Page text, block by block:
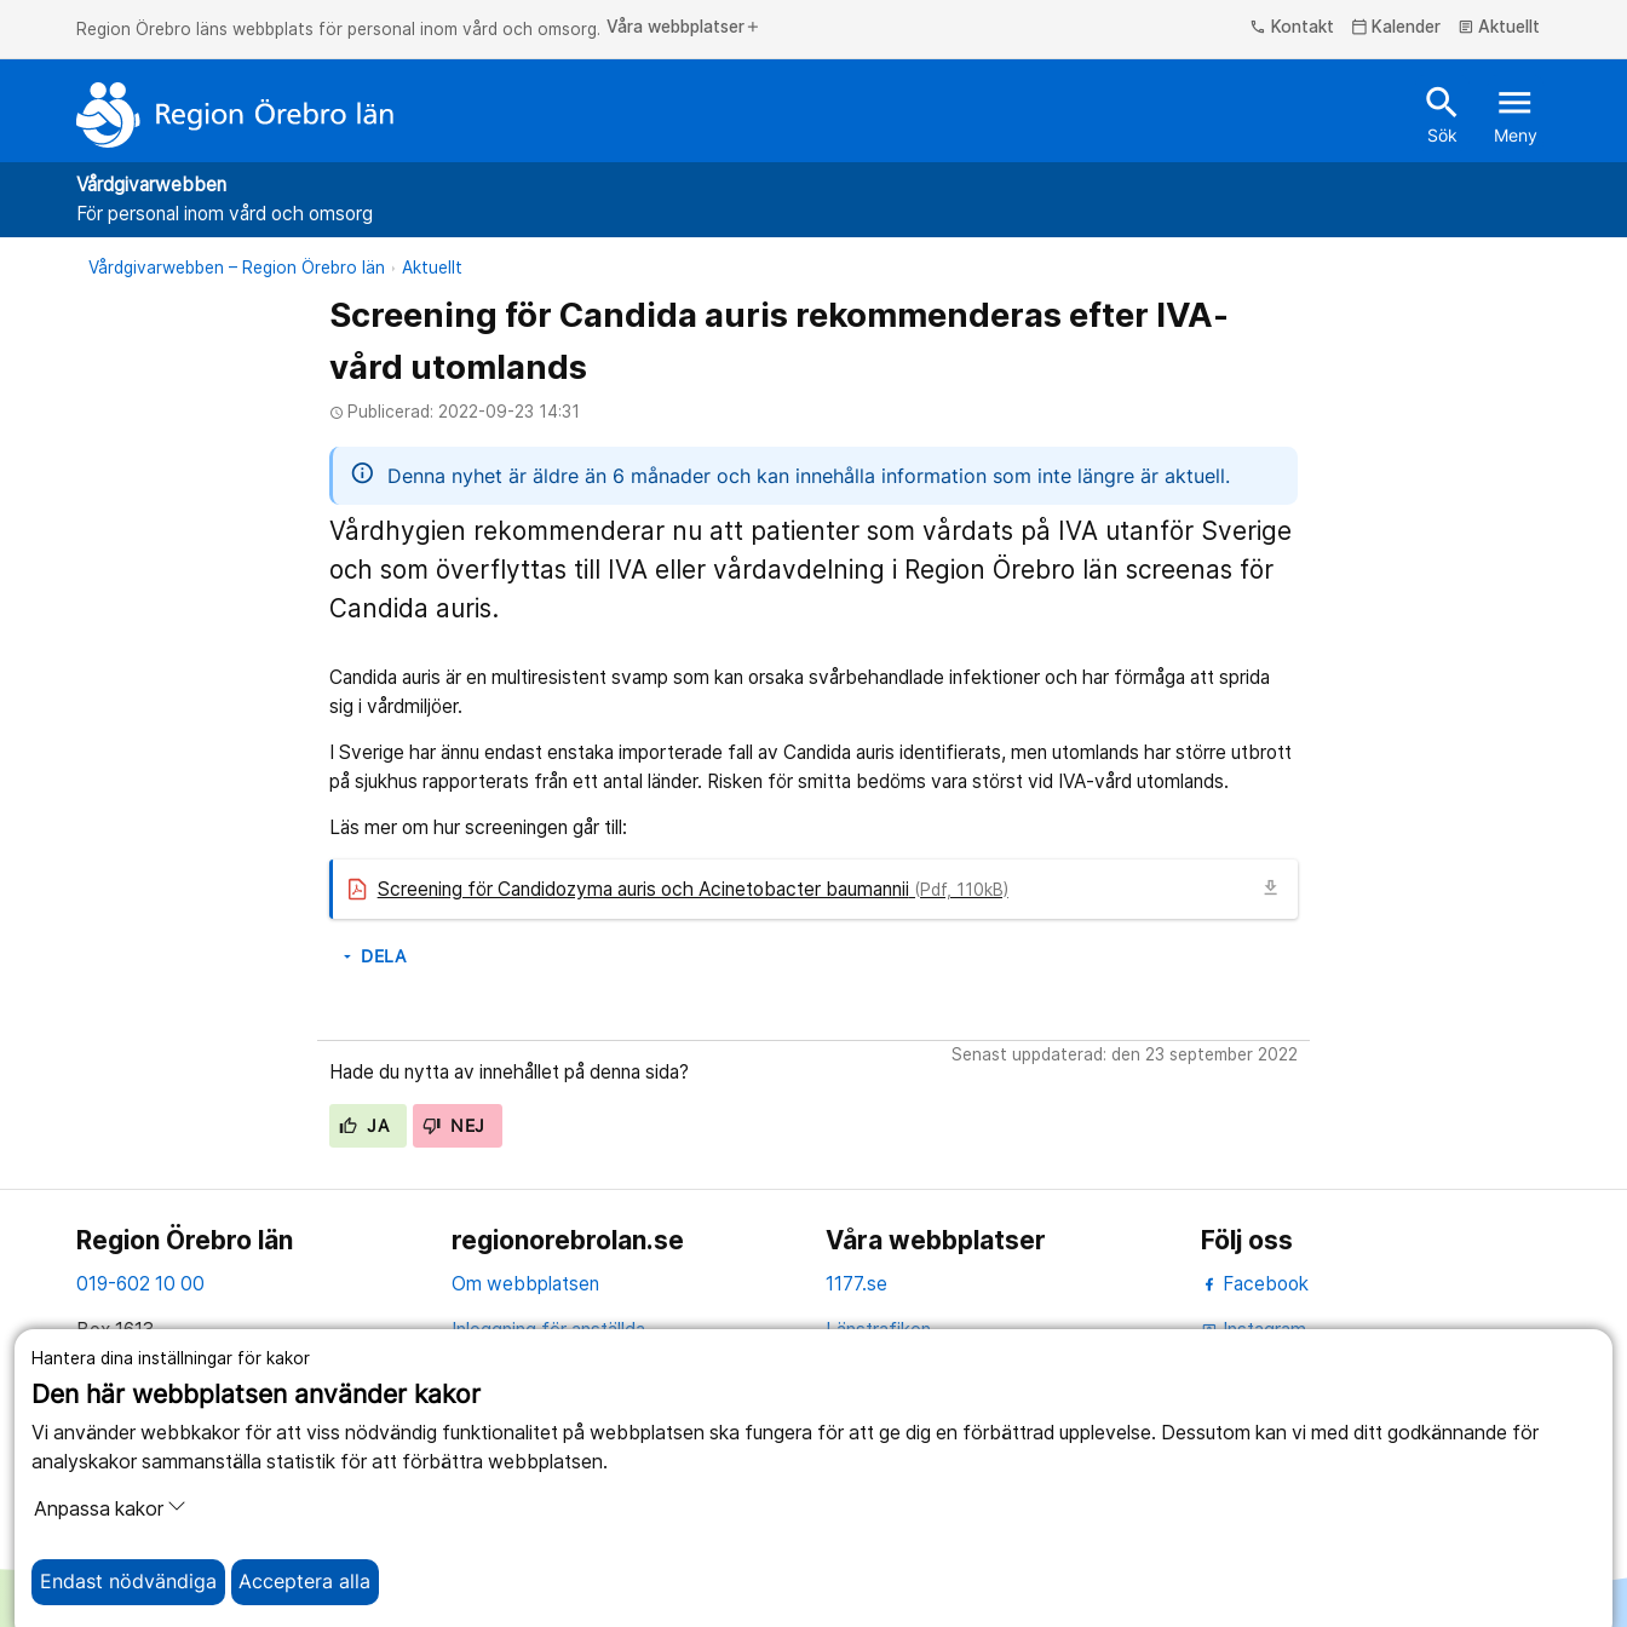
Hantera dina inställningar för kakor
Den här webbplatsen använder kakor
Vi använder webbkakor för att viss nödvändig funktionalitet på webbplatsen ska fungera för att ge dig en förbättrad upplevelse. Dessutom kan vi med ditt godkännande för
analyskakor sammanställa statistik för att förbättra webbplatsen.
Anpassa kakor
Endast nödvändiga Acceptera alla
Region Örebro läns webbplats för personal inom vård och omsorg. Våra webbplatser add phone Kontakt calendar_today Kalender article Aktuellt
search
Sök
menu
Meny
Vårdgivarwebben
För personal inom vård och omsorg
Vårdgivarwebben – Region Örebro län Aktuellt
Screening för Candida auris rekommenderas efter IVA-
vård utomlands
access_time Publicerad: 2022-09-23 14:31
information
Denna nyhet är äldre än 6 månader och kan innehålla information som inte längre är aktuell.
Vårdhygien rekommenderar nu att patienter som vårdats på IVA utanför Sverige
och som överflyttas till IVA eller vårdavdelning i Region Örebro län screenas för
Candida auris.
Candida auris är en multiresistent svamp som kan orsaka svårbehandlade infektioner och har förmåga att sprida
sig i vårdmiljöer.
I Sverige har ännu endast enstaka importerade fall av Candida auris identifierats, men utomlands har större utbrott
på sjukhus rapporterats från ett antal länder. Risken för smitta bedöms vara störst vid IVA-vård utomlands.
Läs mer om hur screeningen går till:
Screening för Candidozyma auris och Acinetobacter baumannii (Pdf, 110kB) download
arrow_drop_down DELA
Hade du nytta av innehållet på denna sida?
JA NEJ
Senast uppdaterad: den 23 september 2022
Region Örebro län
019-602 10 00
Box 1613
701 16 Örebro
Tillsammans skapar vi ett bättre liv
regionorebrolan.se
Om webbplatsen
Inloggning för anställda
Webbplatsens tillgänglighet
Våra webbplatser
1177.se
Länstrafiken
Följ oss
Facebook
portraitInstagram